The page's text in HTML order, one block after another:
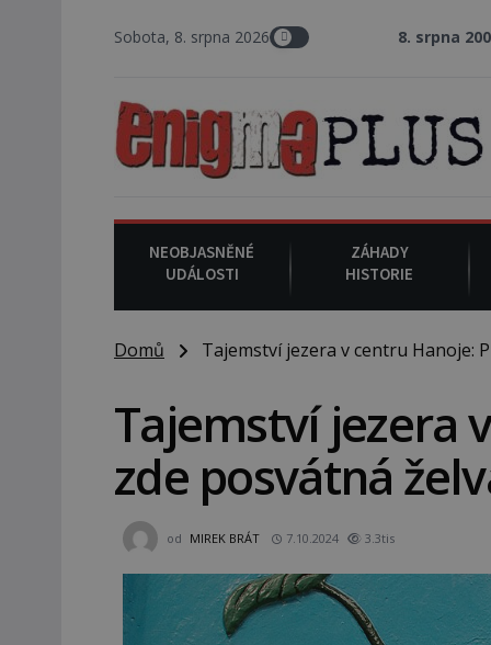
Sobota, 8. srpna 2026 8. srpna 2008 : Zástupce
NEOBJASNĚNÉ
UDÁLOSTI
ZÁHADY
HISTORIE
Domů Tajemství jezera v centru Hanoje:
Tajemství jezera
zde posvátná
od MIREK BRÁT 7.10.2024 3.3tis